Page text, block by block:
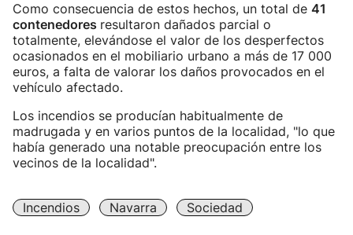
Como consecuencia de estos hechos, un total de 41
contenedores resultaron dañados parcial o
totalmente, elevándose el valor de los desperfectos
ocasionados en el mobiliario urbano a más de 17 000
euros, a falta de valorar los daños provocados en el
vehículo afectado.
Los incendios se producían habitualmente de
madrugada y en varios puntos de la localidad, "lo que
había generado una notable preocupación entre los
vecinos de la localidad".
Incendios Navarra Sociedad